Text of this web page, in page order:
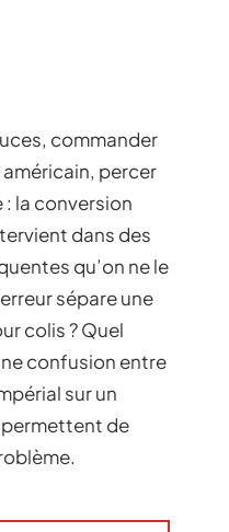
commander
percer
: la conversion
dans des
qu’on ne le
sépare une
colis ? Quel
confusion entre
sur un
permettent de